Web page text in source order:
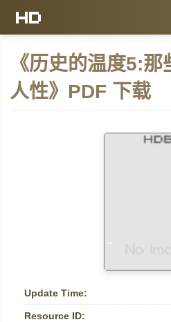
《历史的温度5:
人性》PDF 下载
Update Time:
Resource ID: